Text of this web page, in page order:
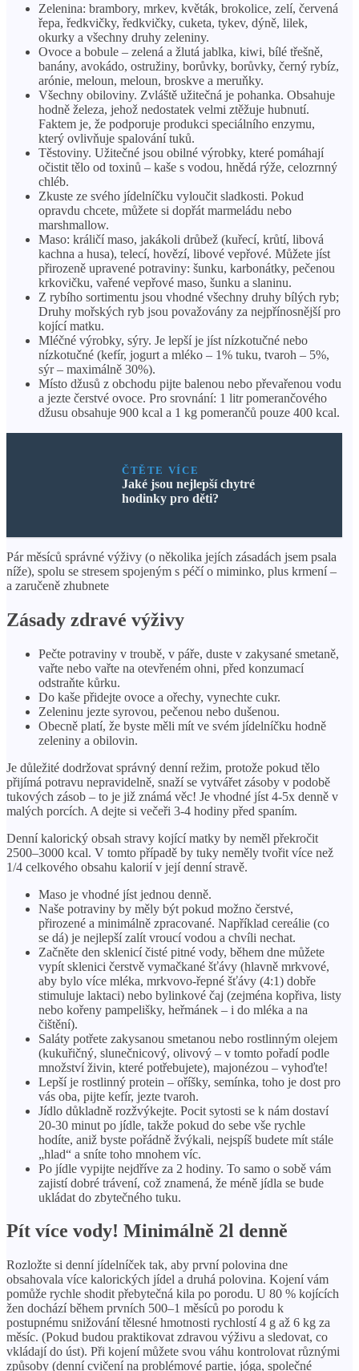
Zelenina: brambory, mrkev, květák, brokolice, zelí, červená
řepa, ředkvičky, ředkvičky, cuketa, tykev, dýně, lilek,
okurky a všechny druhy zeleniny.
Ovoce a bobule – zelená a žlutá jablka, kiwi, bílé třešně,
banány, avokádo, ostružiny, borůvky, borůvky, černý rybíz,
arónie, meloun, meloun, broskve a meruňky.
Všechny obiloviny. Zvláště užitečná je pohanka. Obsahuje
hodně železa, jehož nedostatek velmi ztěžuje hubnutí.
Faktem je, že podporuje produkci speciálního enzymu,
který ovlivňuje spalování tuků.
Těstoviny. Užitečné jsou obilné výrobky, které pomáhají
očistit tělo od toxinů – kaše s vodou, hnědá rýže, celozrnný
chléb.
Zkuste ze svého jídelníčku vyloučit sladkosti. Pokud
opravdu chcete, můžete si dopřát marmeládu nebo
marshmallow.
Maso: králičí maso, jakákoli drůbež (kuřecí, krůtí, libová
kachna a husa), telecí, hovězí, libové vepřové. Můžete jíst
přirozeně upravené potraviny: šunku, karbonátky, pečenou
krkovičku, vařené vepřové maso, šunku a slaninu.
Z rybího sortimentu jsou vhodné všechny druhy bílých ryb;
Druhy mořských ryb jsou považovány za nejpřínosnější pro
kojící matku.
Mléčné výrobky, sýry. Je lepší je jíst nízkotučné nebo
nízkotučné (kefír, jogurt a mléko – 1% tuku, tvaroh – 5%,
sýr – maximálně 30%).
Místo džusů z obchodu pijte balenou nebo převařenou vodu
a jezte čerstvé ovoce. Pro srovnání: 1 litr pomerančového
džusu obsahuje 900 kcal a 1 kg pomerančů pouze 400 kcal.
ČTĚTE VÍCE
Jaké jsou nejlepší chytré
hodinky pro děti?
Pár měsíců správné výživy (o několika jejích zásadách jsem psala
níže), spolu se stresem spojeným s péčí o miminko, plus krmení –
a zaručeně zhubnete
Zásady zdravé výživy
Pečte potraviny v troubě, v páře, duste v zakysané smetaně,
vařte nebo vařte na otevřeném ohni, před konzumací
odstraňte kůrku.
Do kaše přidejte ovoce a ořechy, vynechte cukr.
Zeleninu jezte syrovou, pečenou nebo dušenou.
Obecně platí, že byste měli mít ve svém jídelníčku hodně
zeleniny a obilovin.
Je důležité dodržovat správný denní režim, protože pokud tělo
přijímá potravu nepravidelně, snaží se vytvářet zásoby v podobě
tukových zásob – to je již známá věc! Je vhodné jíst 4-5x denně v
malých porcích. A dejte si večeři 3-4 hodiny před spaním.
Denní kalorický obsah stravy kojící matky by neměl překročit
2500–3000 kcal. V tomto případě by tuky neměly tvořit více než
1/4 celkového obsahu kalorií v její denní stravě.
Maso je vhodné jíst jednou denně.
Naše potraviny by měly být pokud možno čerstvé,
přirozené a minimálně zpracované. Například cereálie (co
se dá) je nejlepší zalít vroucí vodou a chvíli nechat.
Začněte den sklenicí čisté pitné vody, během dne můžete
vypít sklenici čerstvě vymačkané šťávy (hlavně mrkvové,
aby bylo více mléka, mrkvovo-řepné šťávy (4:1) dobře
stimuluje laktaci) nebo bylinkové čaj (zejména kopřiva, listy
nebo kořeny pampelišky, heřmánek – i do mléka a na
čištění).
Saláty potřete zakysanou smetanou nebo rostlinným olejem
(kukuřičný, slunečnicový, olivový – v tomto pořadí podle
množství živin, které potřebujete), majonézou – vyhoďte!
Lepší je rostlinný protein – oříšky, semínka, toho je dost pro
vás oba, pijte kefír, jezte tvaroh.
Jídlo důkladně rozžvýkejte. Pocit sytosti se k nám dostaví
20-30 minut po jídle, takže pokud do sebe vše rychle
hodíte, aniž byste pořádně žvýkali, nejspíš budete mít stále
„hlad“ a sníte toho mnohem víc.
Po jídle vypijte nejdříve za 2 hodiny. To samo o sobě vám
zajistí dobré trávení, což znamená, že méně jídla se bude
ukládat do zbytečného tuku.
Pít více vody! Minimálně 2l denně
Rozložte si denní jídelníček tak, aby první polovina dne
obsahovala více kalorických jídel a druhá polovina. Kojení vám
pomůže rychle shodit přebytečná kila po porodu. U 80 % kojících
žen dochází během prvních 500–1 měsíců po porodu k
postupnému snižování tělesné hmotnosti rychlostí 4 g až 6 kg za
měsíc. (Pokud budou praktikovat zdravou výživu a sledovat, co
vkládají do úst). Při kojení můžete svou váhu kontrolovat různými
způsoby (denní cvičení na problémové partie, jóga, společné